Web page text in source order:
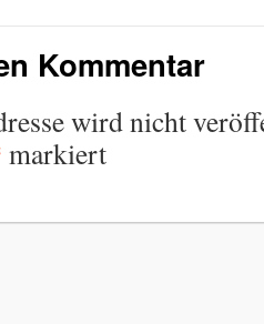
Kommentar
wird nicht
markiert